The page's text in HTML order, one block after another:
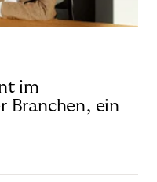
im
Branchen, ein